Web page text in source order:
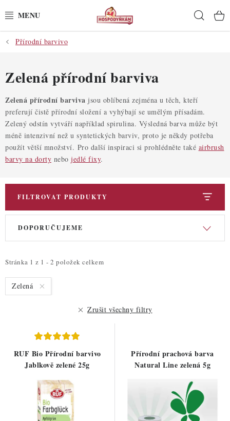
na
POTŘEBY
POMŮCKY
SUROVINY
DEKORACE
PRO OSLAVY
ZDRAVÉ PEČENÍ
DÁRKOVÉ POUKAZY
TÉMATICKÉ PRODUKTY
NOVÉ ZBOŽÍ
ZNAČKY
Nepřevzetí zásilky na dobírku
Obchodní podmínky
Hodnocení obchodu
Přírodní barvivo
Zelená přírodní barviva
Zelená přírodní barviva jsou oblíbená zejména u těch, kteří
preferují čistě přírodní složení a vyhýbají se umělým přísadám.
Zelený odstín vytváří například spirulina. Výsledná barva může být
méně intenzivní než u syntetických barviv, proto je někdy potřeba
použít větší množství. Pro další inspiraci si prohlédněte také airbrush
barvy na dorty nebo jedlé fixy.
FILTROVAT PRODUKTY
V
i
s
p
Stránka 1 z 1 - 2 položek celkem
Ř
e
n
í
DOPORUČUJEME
Zelená
Zrušit všechny filtry
RUF Bio Přírodní barvivo
Jablkově zelené 25g
Přírodní prachová barva
Natural Line zelená 5g